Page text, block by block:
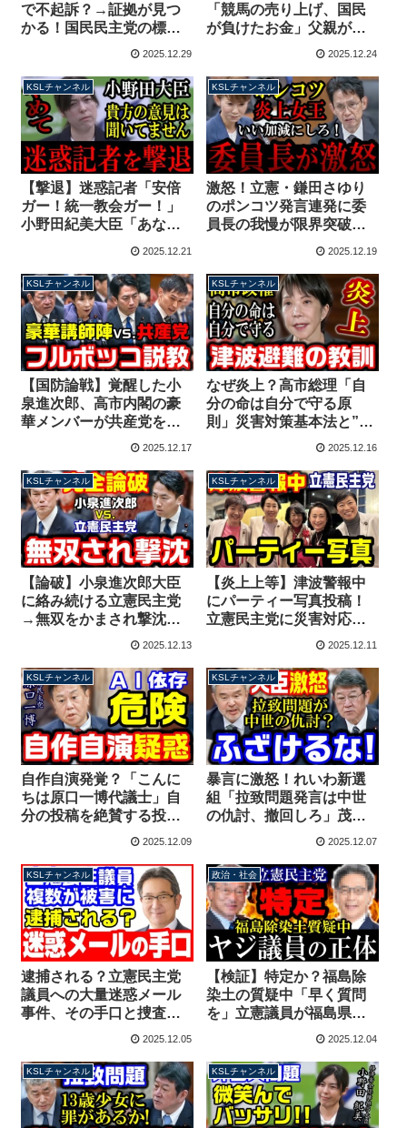
で不起訴？→証拠が見つ
かる！国民民主党の標旗
不正利用問題、岡野純子
【KSLチャンネル】
2025.12.29
「競馬の売り上げ、国民
が負けたお金」父親がギ
ャンブル狂いで家庭崩
当たり【KSLチャンネ
ル】
2025.12.24
KSLチャンネル
【撃退】迷惑記者「安倍
ガー！統一教会ガー！」
小野田紀美大臣「あなた
の意見を言う場所ではな
い」所管外の質問を一蹴
【KSLチャンネル】
2025.12.21
KSLチャンネル
激怒！立憲・鎌田さゆり
のポンコツ発言連発に委
員長の我慢が限界突破！
もの凄い形相で説教が始
まる【KSLチャンネル】
2025.12.19
KSLチャンネル
【国防論戦】覚醒した小
泉進次郎、高市内閣の豪
華メンバーが共産党をフ
ルボッコにしてしまう
2025.12.17
KSLチャンネル
なぜ炎上？高市総理「自
分の命は自分で守る原
則」災害対策基本法と”津
波てんでんこ”の教訓
2025.12.16
KSLチャンネル
【論破】小泉進次郎大臣
に絡み続ける立憲民主党
→無双をかまされ撃沈
【KSLチャンネル】
2025.12.13
KSLチャンネル
【炎上上等】津波警報中
にパーティー写真投稿！
立憲民主党に災害対応は
無理？地震より自己アピ
【KSLチャンネル】
2025.12.11
KSLチャンネル
自作自演発覚？「こんに
ちは原口一博代議士」自
分の投稿を絶賛する投稿
が話題！危険なAI依存が
ル】
2025.12.09
KSLチャンネル
暴言に激怒！れいわ新選
組「拉致問題発言は中世
の仇討、撤回しろ」茂木
大臣「拉致を人道問題じ
い」【KSLチャンネル】
2025.12.07
KSLチャンネル
逮捕される？立憲民主党
議員への大量迷惑メール
事件、その手口と捜査の
課題【KSLチャンネル】
2025.12.05
政治・社会
【検証】特定か？福島除
染土の質疑中「早く質問
を」立憲議員が福島県民
の前でヤジ、音声を比較
チャンネル】
2025.12.04
KSLチャンネル KSLチャンネル